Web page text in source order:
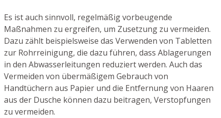
Es ist auch sinnvoll, regelmäßig vorbeugende
Maßnahmen zu ergreifen, um Zusetzung zu vermeiden.
Dazu zählt beispielsweise das Verwenden von Tabletten
zur Rohrreinigung, die dazu führen, dass Ablagerungen
in den Abwasserleitungen reduziert werden. Auch das
Vermeiden von übermäßigem Gebrauch von
Handtüchern aus Papier und die Entfernung von Haaren
aus der Dusche können dazu beitragen, Verstopfungen
zu vermeiden.